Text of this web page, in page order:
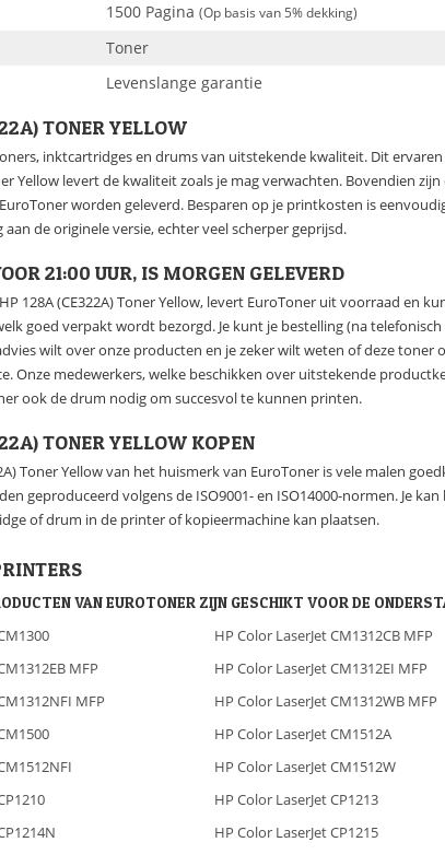
1500 Pagina (Op basis van 5% dekking)
Toner
Levenslange garantie
TONER YELLOW
inktcartridges en drums van uitstekende kwaliteit. Dit
Yellow levert de kwaliteit zoals je mag verwachten. Bovendien
worden geleverd. Besparen op je printkosten is
aan de originele versie, echter veel scherper geprijsd.
21:00 UUR, IS MORGEN GELEVERD
128A (CE322A) Toner Yellow, levert EuroToner uit voorraad en
goed verpakt wordt bezorgd. Je kunt je bestelling (na
wilt over onze producten en je zeker wilt weten of deze
Onze medewerkers, welke beschikken over uitstekende
ook de drum nodig om succesvol te kunnen printen.
TONER YELLOW KOPEN
Toner Yellow van het huismerk van EuroToner is vele malen
geproduceerd volgens de ISO9001- en ISO14000-normen. Je
of drum in de printer of kopieermachine kan plaatsen.
VAN EUROTONER ZIJN GESCHIKT VOOR DE
HP Color LaserJet CM1312CB MFP
MFP
HP Color LaserJet CM1312EI MFP
MFP
HP Color LaserJet CM1312WB MFP
HP Color LaserJet CM1512A
HP Color LaserJet CM1512W
HP Color LaserJet CP1213
HP Color LaserJet CP1215